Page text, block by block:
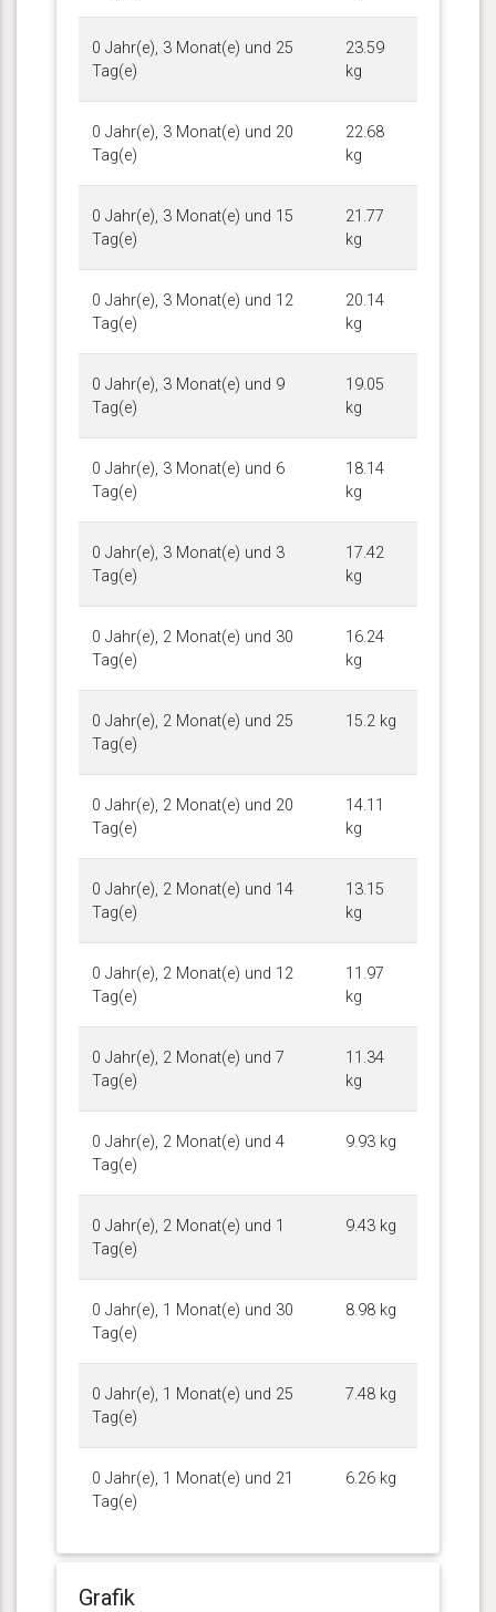
0 Jahr(e), 3 Monat(e) und 25
Tag(e)
23.59
kg
0 Jahr(e), 3 Monat(e) und 20
Tag(e)
22.68
kg
0 Jahr(e), 3 Monat(e) und 15
Tag(e)
21.77
kg
0 Jahr(e), 3 Monat(e) und 12
Tag(e)
20.14
kg
0 Jahr(e), 3 Monat(e) und 9
Tag(e)
19.05
kg
0 Jahr(e), 3 Monat(e) und 6
Tag(e)
18.14
kg
0 Jahr(e), 3 Monat(e) und 3
Tag(e)
17.42
kg
0 Jahr(e), 2 Monat(e) und 30
Tag(e)
16.24
kg
0 Jahr(e), 2 Monat(e) und 25
Tag(e)
15.2 kg
0 Jahr(e), 2 Monat(e) und 20
Tag(e)
14.11
kg
0 Jahr(e), 2 Monat(e) und 14
Tag(e)
13.15
kg
0 Jahr(e), 2 Monat(e) und 12
Tag(e)
11.97
kg
0 Jahr(e), 2 Monat(e) und 7
Tag(e)
11.34
kg
0 Jahr(e), 2 Monat(e) und 4
Tag(e)
9.93 kg
0 Jahr(e), 2 Monat(e) und 1
Tag(e)
9.43 kg
0 Jahr(e), 1 Monat(e) und 30
Tag(e)
8.98 kg
0 Jahr(e), 1 Monat(e) und 25
Tag(e)
7.48 kg
0 Jahr(e), 1 Monat(e) und 21
Tag(e)
6.26 kg
Grafik